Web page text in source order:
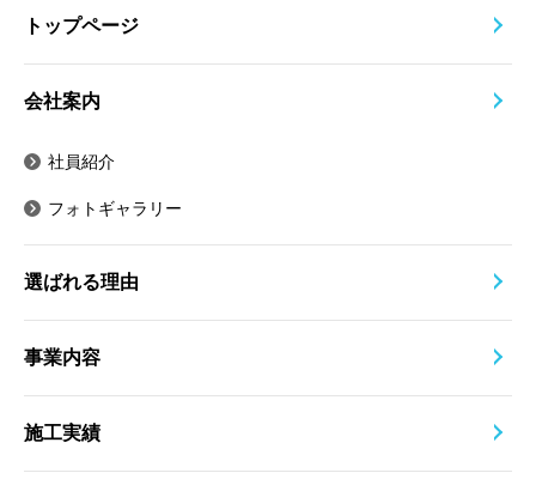
トップページ
会社案内
社員紹介
フォトギャラリー
選ばれる理由
事業内容
施工実績